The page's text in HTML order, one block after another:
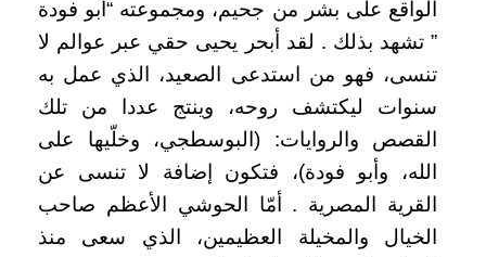
الواقع على بشر من جحيم، ومجموعته “أبو فودة
” تشهد بذلك . لقد أبحر يحيى حقي عبر عوالم لا
تنسى، فهو من استدعى الصعيد، الذي عمل به
سنوات ليكتشف روحه، وينتج عددا من تلك
القصص والروايات: (البوسطجي، وخلّيها على
الله، وأبو فودة)، فتكون إضافة لا تنسى عن
القرية المصرية .
أمّا الحوشي الأعظم صاحب
الخيال والمخيلة العظيمين، الذي سعى منذ